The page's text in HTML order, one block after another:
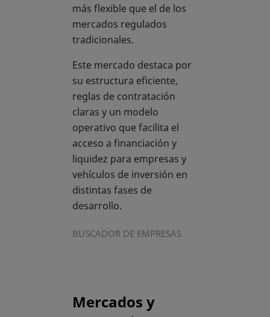
más flexible que el de los
mercados regulados
tradicionales.
Este mercado destaca por
su estructura eficiente,
reglas de contratación
claras y un modelo
operativo que facilita el
acceso a financiación y
liquidez para empresas y
vehículos de inversión en
distintas fases de
desarrollo.
BUSCADOR DE EMPRESAS
Mercados y